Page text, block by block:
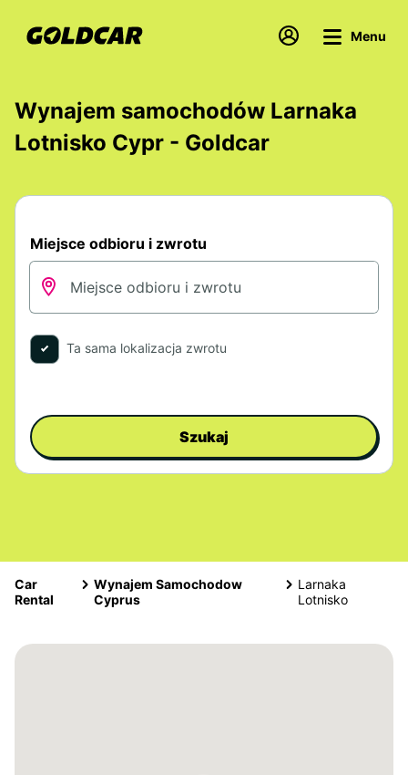
Menu
Wynajem samochodów Larnaka
Lotnisko Cypr - Goldcar
Miejsce odbioru i zwrotu
Ta sama lokalizacja zwrotu
Szukaj
Car
Rental
Wynajem Samochodow
Cyprus
Larnaka
Lotnisko